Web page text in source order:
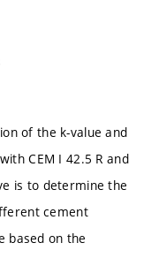
of the k-value and
CEM I 42.5 R and
is to determine the
cement
based on the